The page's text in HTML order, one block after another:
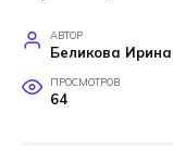
АВТОР
Беликова Ирина
ПРОСМОТРОВ
64